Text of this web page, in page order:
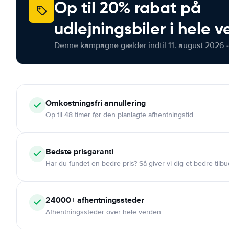
Op til 20% rabat på
udlejningsbiler i hele
Denne kampagne gælder indtil 11. august 2026
Omkostningsfri annullering
Op til 48 timer før den planlagte afhentningstid
Bedste prisgaranti
Har du fundet en bedre pris? Så giver vi dig et bedre
24000+afhentningssteder
Afhentningssteder over hele verden